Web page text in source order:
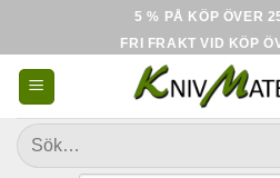
content
5 % PÅ KÖP ÖVER
FRI FRAKT VID KÖP
Sök
efter: